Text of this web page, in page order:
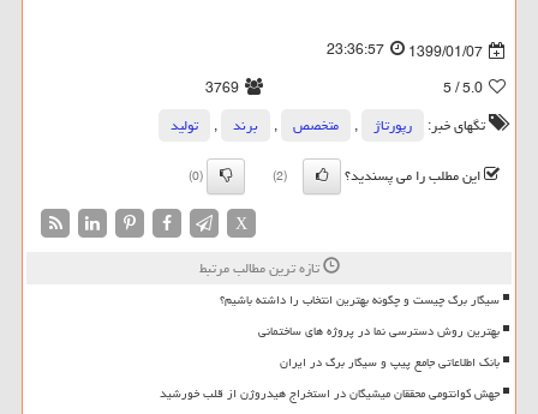
1399/01/07
23:36:57
5.0
/ 5
3769
تگهای خبر:
رپورتاژ , متخصص , برند ,
تولید
این مطلب را می پسندید؟
(2)
(0)
X
تازه ترین مطالب مرتبط
سیگار برگ چیست و چگونه بهترین انتخاب را داشته باشیم؟
بهترین روش دسترسی نما در پروژه های ساختمانی
بانک اطلاعاتی جامع پیپ و سیگار برگ در ایران
جهش کوانتومی محققان میشیگان در استخراج هیدروژن از قلب خورشید